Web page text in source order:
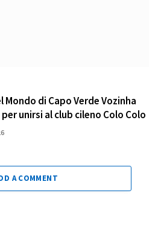
Mondo di Capo Verde Vozinha
unirsi al club cileno Colo Colo
A COMMENT